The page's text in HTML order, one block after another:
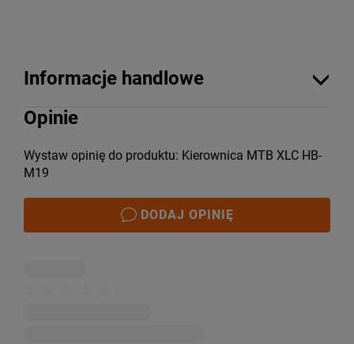
Informacje handlowe
Opinie
Wystaw opinię do produktu: Kierownica MTB XLC HB-
M19
DODAJ OPINIĘ